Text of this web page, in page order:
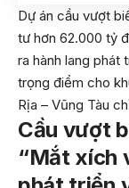
Dự án cầu vượt
tư hơn 62.000 tỷ
ra hành lang phát
trọng điểm cho
Rịa – Vũng Tàu
Cầu vượt
“Mắt xích